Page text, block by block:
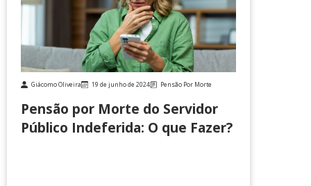
Giácomo Oliveira 19 de junho de 2024 Pensão Por Morte
Pensão por Morte do Servidor
Público Indeferida: O que Fazer?